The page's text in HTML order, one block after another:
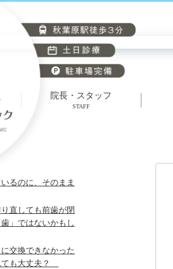
院長・スタッフ
STAFF
るのに、そのまま
直しても前歯が閉
」ではないかもし
交換できなかった
ても大丈夫？